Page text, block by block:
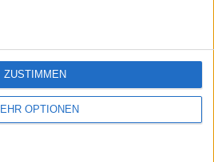
OPTIONEN
ZUSTIMMEN